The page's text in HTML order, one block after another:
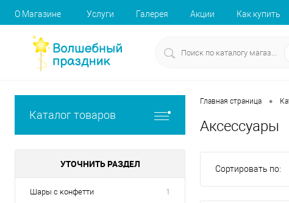
О Магазине Услуги Галерея Акции Как купить
Каталог товаров
УТОЧНИТЬ РАЗДЕЛ
Шары с конфетти 1
Главная страница •
Аксессуары
Сортировать по: